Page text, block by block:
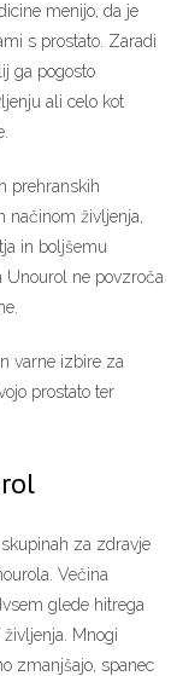
menijo, da je
s prostato. Zaradi
ga pogosto
ali celo kot
prehranskih
načinom življenja,
in boljšemu
Unourol ne povzroča
varne izbire za
prostato ter
za zdravje
Večina
glede hitrega
Mnogi
zmanjšajo, spanec